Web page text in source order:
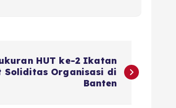
HUT ke-2 Ikatan
Soliditas Organisasi di
Banten